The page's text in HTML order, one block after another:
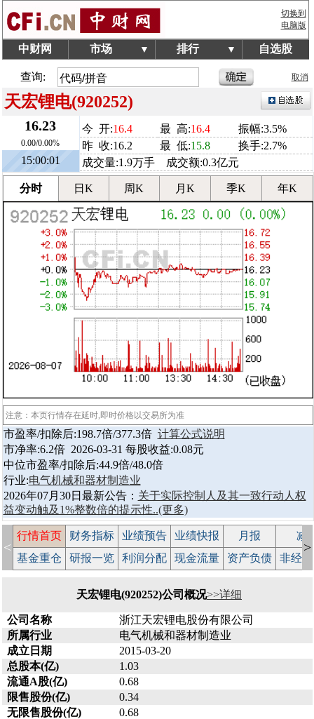
切换到
电脑版
中财网 市场 ▼ 排行 ▼ 自选股
查询: 取消
天宏锂电(920252)
16.23
0.00/0.00%
15:00:01
今 开:16.4 最 高:16.4
振幅:3.5%
昨 收:16.2
最 低:15.8
换手:2.7%
成交量:1.9万手 成交额:0.3亿元
分时 日K 周K 月K 季K 年K
注意：本页行情存在延时,即时价格以交易所为准
市盈率/扣除后:198.7倍/377.3倍 计算公式说明
市净率:6.2倍 2026-03-31 每股收益:0.08元
中位市盈率/扣除后:44.9倍/48.0倍
行业:电气机械和器材制造业
2026年07月30日最新公告： 关于实际控制人及其一致行动人权
益变动触及1%整数倍的提示性..(更多)
<
行情首页 财务指标 业绩预告 业绩快报 月报
减
基金重仓
研报一览 利润分配 现金流量 资产负债 非经
>
天宏锂电(920252)公司概况>>详细
公司名称
浙江天宏锂电股份有限公司
所属行业
电气机械和器材制造业
成立日期
2015-03-20
总股本(亿)
1.03
流通A股(亿)
0.68
限售股份(亿)
0.34
无限售股份(亿)
0.68